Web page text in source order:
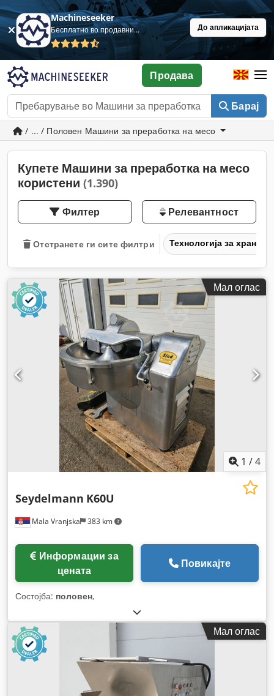
Machineseeker
Бесплатно во продавница До апликацијата
Барај
Продава
/ ... / Половен Машини за преработка на месо
Купете Машини за преработка на месо
користени (1.390)
Филтер Релевантност
Отстранете ги сите филтри Технологија за храна
Мал оглас
1 /4
Mala Vranjska 383 km
Seydelmann K60U
цената
Повикајте
Состојба: половен,
Мал оглас